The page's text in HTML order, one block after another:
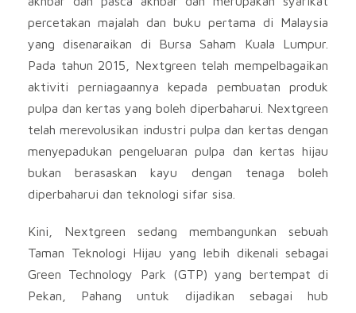
percetakan majalah dan buku pertama di Malaysia
yang disenaraikan di Bursa Saham Kuala Lumpur.
Pada tahun 2015, Nextgreen telah mempelbagaikan
aktiviti perniagaannya kepada pembuatan produk
pulpa dan kertas yang boleh diperbaharui. Nextgreen
telah merevolusikan industri pulpa dan kertas dengan
menyepadukan pengeluaran pulpa dan kertas hijau
bukan berasaskan kayu dengan tenaga boleh
diperbaharui dan teknologi sifar sisa.
Kini, Nextgreen sedang membangunkan sebuah
Taman Teknologi Hijau yang lebih dikenali sebagai
Green Technology Park (GTP) yang bertempat di
Pekan, Pahang untuk dijadikan sebagai hub